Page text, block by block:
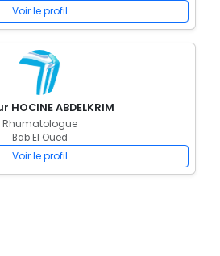
Voir le profil
HOCINE ABDELKRIM
Rhumatologue
Bab El Oued
Voir le profil